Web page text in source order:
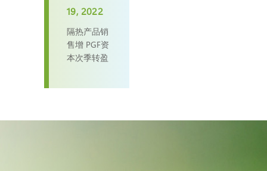
隔热产品销
售增 PGF资
本次季转盈
19, 2022